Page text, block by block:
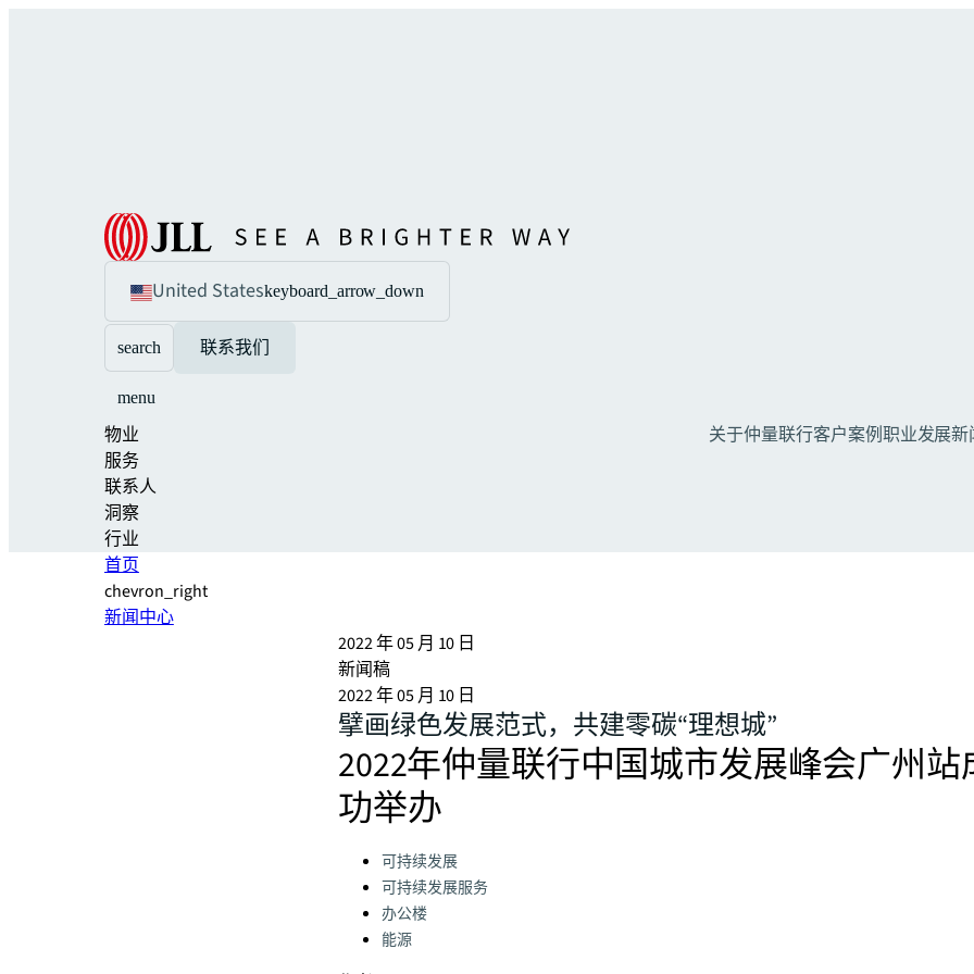
United Stateskeyboard_arrow_down
search 联系我们
menu
物业
服务
联系人
洞察
行业
关于仲量联行客户案例职业发展新
首页
chevron_right
新闻中心
2022 年 05 月 10 日
新闻稿
2022 年 05 月 10 日
擘画绿色发展范式，共建零碳“理想城”
2022年仲量联行中国城市发展峰会广州站
功举办
Categories:
可持续发展
可持续发展服务
办公楼
能源